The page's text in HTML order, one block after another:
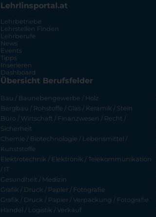
Lehrlinsportal.at
Lehrbetriebe
Lehrstellen Finden
Lehrberufe
News
Events
Tipps
Inserieren
Dashboard
Übersicht Berufsfelder
Bau / Baunebengewerbe / Holz
Bergbau / Rohstoffe / Glas / Keramik / Stein
Büro / Wirtschaft / Finanzwesen / Recht /
Sicherheit
Chemie / Biotechnologie / Lebensmittel /
Kunststoffe
Elektrotechnik / Elektronik / Telekommunikation
/ IT
Gesundheit / Medizin
Grafik / Druck / Papier / Fotografie
Grafik / Druck / Papier / Verpackung / Fotografie
Handel / Logistik / Verkauf